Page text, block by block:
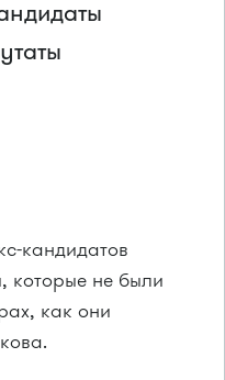
кандидатов
которые не были
как они